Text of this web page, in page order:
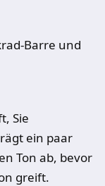
Barre und
Sie
ein paar
Ton ab, bevor
greift.